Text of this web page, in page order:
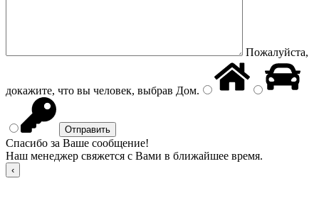
Пожалуйста,
докажите, что вы человек, выбрав Дом.
Спасибо за Ваше сообщение!
Наш менеджер свяжется с Вами в ближайшее время.